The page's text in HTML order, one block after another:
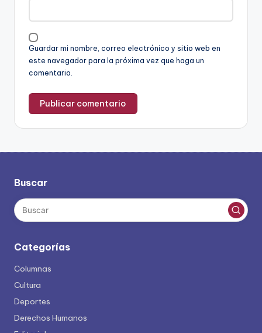
Guardar mi nombre, correo electrónico y sitio web en
este navegador para la próxima vez que haga un
comentario.
Buscar
Categorías
Columnas
Cultura
Deportes
Derechos Humanos